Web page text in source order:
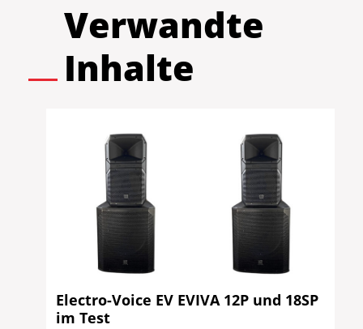
Verwandte
Inhalte
Electro-Voice EV EVIVA 12P und 18SP
im Test